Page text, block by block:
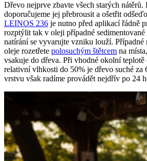
Dřevo nejprve zbavte všech starých nátěrů.
doporučujeme jej přebrousit a ošetřit
LEINOS 236 je nutno před aplikací řádně
rozptýlit tak v oleji případné
natírání se vyvarujte vzniku louží. Případné
oleje rozetřete polosuchým štětcem na
vsakuje do dřeva. Při vhodné okolní teplotě
relativní vlhkosti do 50% je dřevo suché za
vrstvu však radíme provádět nejdřív po 24